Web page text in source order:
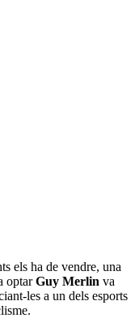
els ha de vendre, una
optarGuy Merlin va
les a un dels esports